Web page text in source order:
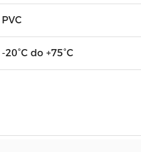
PVC
-20°C do +75°C